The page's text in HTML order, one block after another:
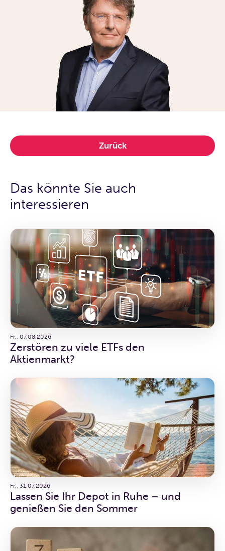
Zurück
Das könnte Sie auch
interessieren
Fr., 07.08.2026
Zerstören zu viele ETFs den
Aktienmarkt?
Fr., 31.07.2026
Lassen Sie Ihr Depot in Ruhe – und
genießen Sie den Sommer